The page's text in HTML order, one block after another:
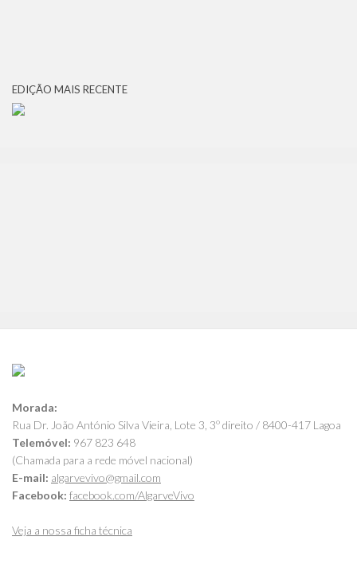
EDIÇÃO MAIS RECENTE
Morada:
Rua Dr. João António Silva Vieira, Lote 3, 3º direito / 8400-417 Lagoa
Telemóvel: 967 823 648
(Chamada para a rede móvel nacional)
E-mail: algarvevivo@gmail.com
Facebook: facebook.com/AlgarveVivo
Veja a nossa ficha técnica